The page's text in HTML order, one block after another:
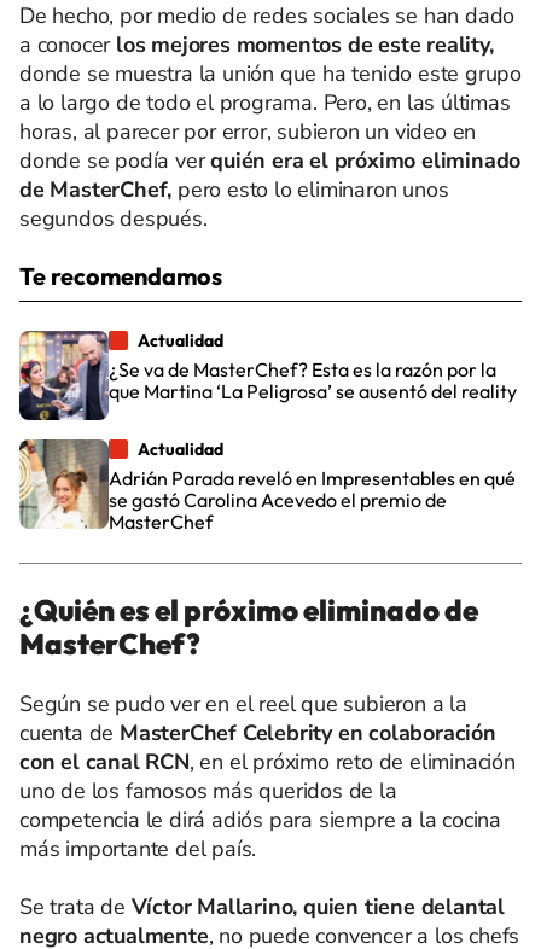
De hecho, por medio de redes sociales se han dado
a conocerlos mejores momentos de este reality,
donde se muestra la unión que ha tenido este grupo
a lo largo de todo el programa. Pero, en las últimas
horas, al parecer por error, subieron un video en
donde se podía verquién era el próximo eliminado
de MasterChef, pero esto lo eliminaron unos
segundos después.
Te recomendamos
Actualidad
¿Se va de MasterChef? Esta es la razón por la
que Martina ‘La Peligrosa’ se ausentó del reality
Actualidad
Adrián Parada reveló en Impresentables en qué
se gastó Carolina Acevedo el premio de
MasterChef
¿Quién es el próximo eliminado de
MasterChef?
Según se pudo ver en el reel que subieron a la
cuenta de MasterChef Celebrity en colaboración
con el canal RCN, en el próximo reto de eliminación
uno de los famosos más queridos de la
competencia le dirá adiós para siempre a la cocina
más importante del país.
Se trata de Víctor Mallarino, quien tiene delantal
negro actualmente, no puede convencer a los chefs